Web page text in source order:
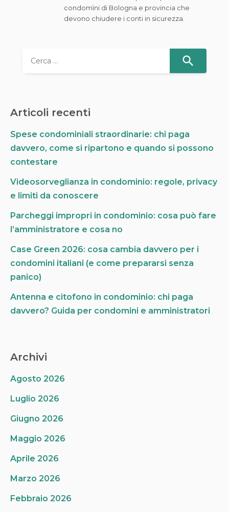
condomìni di Bologna e provincia che
devono chiudere i conti in sicurezza.
c
p
e
r
Articoli recenti
Spese condominiali straordinarie: chi paga
davvero, come si ripartono e quando si possono
contestare
Videosorveglianza in condominio: regole, privacy
e limiti da conoscere
Parcheggi impropri in condominio: cosa può fare
l’amministratore e cosa no
Case Green 2026: cosa cambia davvero per i
condomini italiani (e come prepararsi senza
panico)
Antenna e citofono in condominio: chi paga
davvero? Guida per condomini e amministratori
Archivi
Agosto 2026
Luglio 2026
Giugno 2026
Maggio 2026
Aprile 2026
Marzo 2026
Febbraio 2026